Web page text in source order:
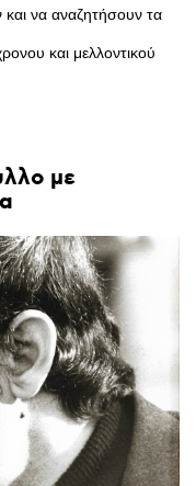
και να αναζητήσουν τα
και μελλοντικού
με